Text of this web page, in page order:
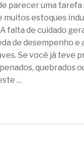
parecer uma tarefa
muitos estoques
falta de cuidado
de desempenho e
Se você já teve
quebrados
…